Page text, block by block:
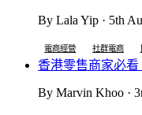
By Lala Yip · 5th
電商經營 社群電商
香港零售商家必
By Marvin Khoo ·